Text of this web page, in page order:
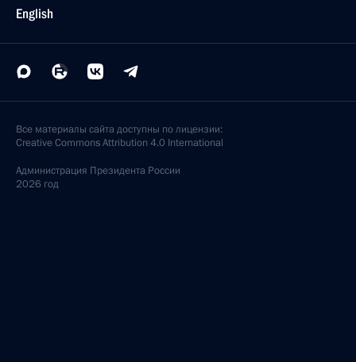
English
Все материалы сайта доступны по лицензии:
Creative Commons Attribution 4.0 International
Администрация Президента России
2026 год